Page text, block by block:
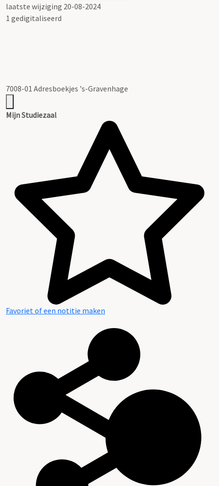
laatste wijziging 20-08-2024
1 gedigitaliseerd
7008-01 Adresboekjes 's-Gravenhage
Mijn Studiezaal
Favoriet of een notitie maken